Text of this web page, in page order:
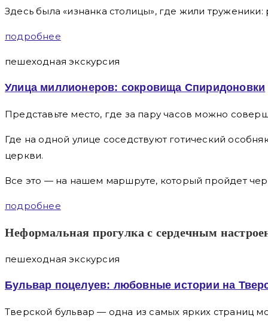
Здесь была «изнанка столицы», где жили
подробнее
пешеходная экскурсия
Улица миллионеров: сокровища Спиридоновки
Представьте место, где за пару часов можно
Где на одной улице соседствуют готический
церкви.
Все это — на нашем маршруте, который пройдет
подробнее
Неформальная прогулка с сердечным
пешеходная экскурсия
Бульвар поцелуев: любовные истории на
Тверской бульвар — одна из самых ярких страниц